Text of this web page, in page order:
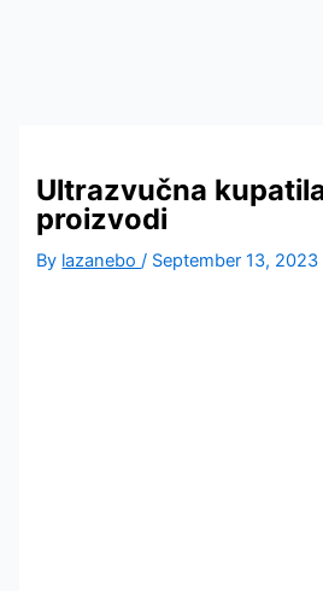
Laboratorijska oprema za kozmetičku
Ultrazvučne kade i vodena kupatila
Ultrazvučna
proizvodi
By lazanebo/ September 13, 2023